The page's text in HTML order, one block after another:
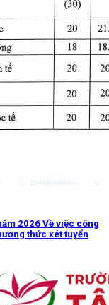
2026 Về việc công
thức xét tuyển